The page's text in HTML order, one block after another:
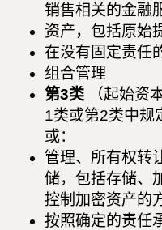
销售相关的金融
资产，包括原始
在没有固定责任
组合管理
第3类
（起始资
1类或第2类中规
或：
管理、所有权转
储，包括存储、
控制加密资产的
按照确定的责任